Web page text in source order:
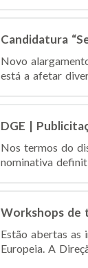
Candidatura
Novo
está a afetar
DGE |
Nos termos do
nominativa
Workshops de
Estão abertas as
Europeia. A